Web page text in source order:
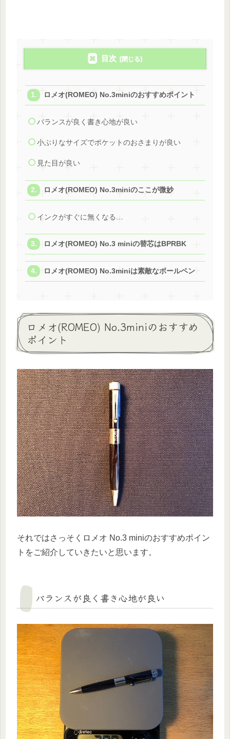
目次
ロメオ(ROMEO) No.3miniのおすすめポイント
バランスが良く書き心地が良い
小ぶりなサイズでポケットのおさまりが良い
見た目が良い
ロメオ(ROMEO) No.3miniのここが微妙
インクがすぐに無くなる…
ロメオ(ROMEO) No.3 miniの替芯はBPRBK
ロメオ(ROMEO) No.3miniは素敵なボールペン
ロメオ(ROMEO) No.3miniのおすすめ
ポイント
それではさっそくロメオ No.3 miniのおすすめポイン
トをご紹介していきたいと思います。
バランスが良く書き心地が良い